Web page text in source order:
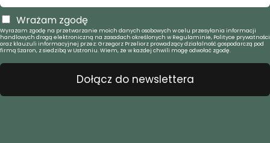
Wrażam zgodę
Wyrażam zgodę na przetwarzanie moich danych osobowych w celu przesyłania informacji
handlowych drogą elektroniczną na zasadach określonych w Regulaminie, Polityce prywatności
oraz klauzuli informacyjnej przez: Grzegorz Przeliorz prowadzący działalność gospodarczą pod
firmą Szaron, z siedzibą w Ustroniu. Wiem, że w każdej chwili mogę odwołać zgodę.
Dołącz do newslettera